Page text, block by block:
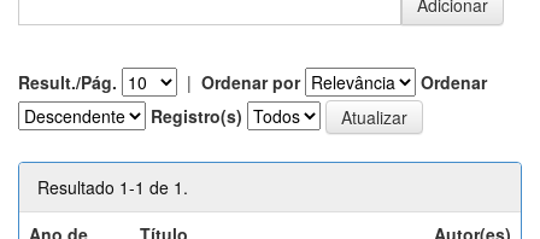
Result./Pág. | Ordenar por
Ordenar
Registro(s)
Resultado 1-1 de 1.
Ano de
Título Autor(es)